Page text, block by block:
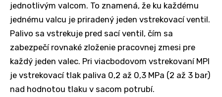
jednotlivým valcom. To znamená, že ku každému
jednému valcu je priradený jeden vstrekovací ventil.
Palivo sa vstrekuje pred sací ventil, čím sa
zabezpečí rovnaké zloženie pracovnej zmesi pre
každý jeden valec. Pri viacbodovom vstrekovaní MPI
je vstrekovací tlak paliva 0,2 až 0,3 MPa (2 až 3 bar)
nad hodnotou tlaku v sacom potrubí.